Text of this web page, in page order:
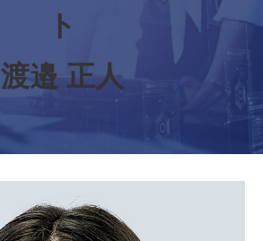
サービス
セミナー/イベント
会社案内
ト
渡邉 正人